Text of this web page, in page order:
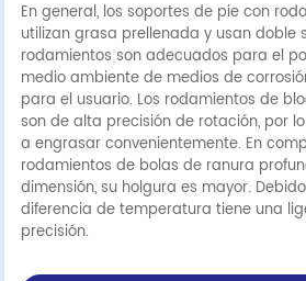
En general, los soportes de pie con
utilizan grasa prellenada y usan doble
rodamientos son adecuados para el
medio ambiente de medios de
para el usuario. Los rodamientos de
son de alta precisión de rotación, por
a engrasar convenientemente. En
rodamientos de bolas de ranura
dimensión, su holgura es mayor.
diferencia de temperatura tiene una
precisión.